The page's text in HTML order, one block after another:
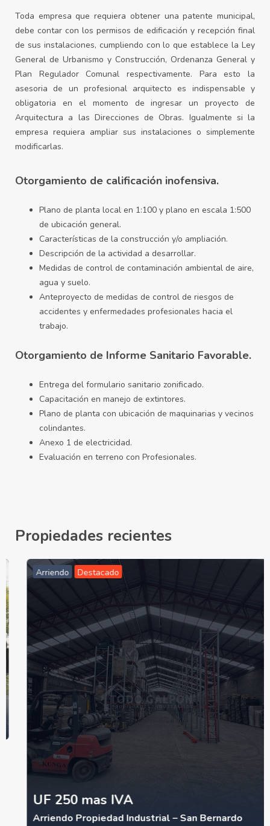
Toda empresa que requiera obtener una patente municipal,
debe contar con los permisos de edificación y recepción final
de sus instalaciones, cumpliendo con lo que establece la Ley
General de Urbanismo y Construcción, Ordenanza General y
Plan Regulador Comunal respectivamente. Para esto la
asesoria de un profesional arquitecto es indispensable y
obligatoria en el momento de ingresar un proyecto de
Arquitectura a las Direcciones de Obras. Igualmente si la
empresa requiera ampliar sus instalaciones o simplemente
modificarlas.
Otorgamiento de calificación inofensiva.
Plano de planta local en 1:100 y plano en escala 1:500
de ubicación general.
Características de la construcción y/o ampliación.
Descripción de la actividad a desarrollar.
Medidas de control de contaminación ambiental de aire,
agua y suelo.
Anteproyecto de medidas de control de riesgos de
accidentes y enfermedades profesionales hacia el
trabajo.
Otorgamiento de Informe Sanitario Favorable.
Entrega del formulario sanitario zonificado.
Capacitación en manejo de extintores.
Plano de planta con ubicación de maquinarias y vecinos
colindantes.
Anexo 1 de electricidad.
Evaluación en terreno con Profesionales.
Propiedades recientes
Arriendo Destacado
UF 250 mas IVA
Arriendo Propiedad Industrial – San Bernardo